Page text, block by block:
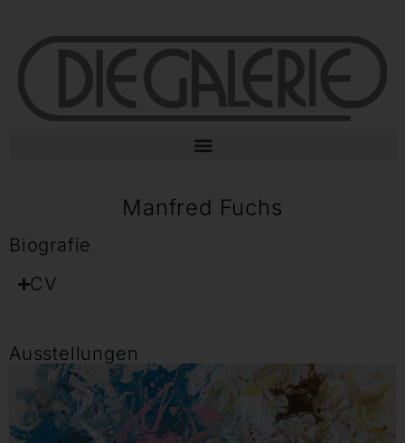
Manfred Fuchs
Biografie
CV
Ausstellungen